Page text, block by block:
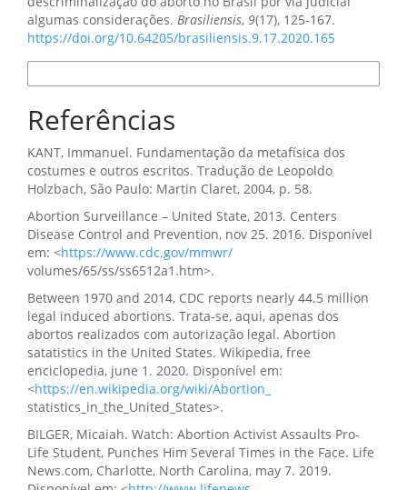
algumas considerações. Brasiliensis, 9(17), 125-167.
https://doi.org/10.64205/brasiliensis.9.17.2020.165
Referências
KANT, Immanuel. Fundamentação da metafísica dos
costumes e outros escritos. Tradução de Leopoldo
Holzbach, São Paulo: Martin Claret, 2004, p. 58.
Abortion Surveillance – United State, 2013. Centers
Disease Control and Prevention, nov 25. 2016. Disponível
em: <https://www.cdc.gov/mmwr/
volumes/65/ss/ss6512a1.htm>.
Between 1970 and 2014, CDC reports nearly 44.5 million
legal induced abortions. Trata-se, aqui, apenas dos
abortos realizados com autorização legal. Abortion
satatistics in the United States. Wikipedia, free
enciclopedia, june 1. 2020. Disponível em:
<https://en.wikipedia.org/wiki/Abortion_
statistics_in_the_United_States>.
BILGER, Micaiah. Watch: Abortion Activist Assaults Pro-
Life Student, Punches Him Several Times in the Face. Life
News.com, Charlotte, North Carolina, may 7. 2019.